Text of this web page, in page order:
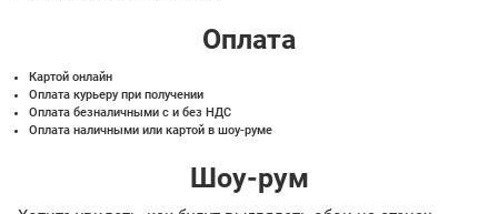
Оплата
Картой онлайн
Оплата курьеру при получении
Оплата безналичными с и без НДС
Оплата наличными или картой в шоу-руме
Шоу-рум